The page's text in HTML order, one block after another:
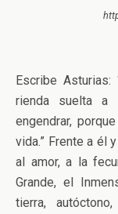
Escribe
rienda suelta a
engendrar,
vida.” Frente a él
al amor, a la
Grande, el
tierra,